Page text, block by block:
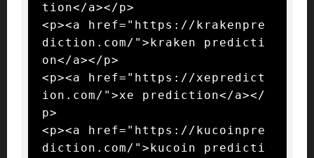
tion</a></p>
<p><a href="https://krakenpre
diction.com/">kraken predicti
on</a></p>
<p><a href="https://xepredict
ion.com/">xe prediction</a></
p>
<p><a href="https://kucoinpre
diction.com/">kucoin predicti